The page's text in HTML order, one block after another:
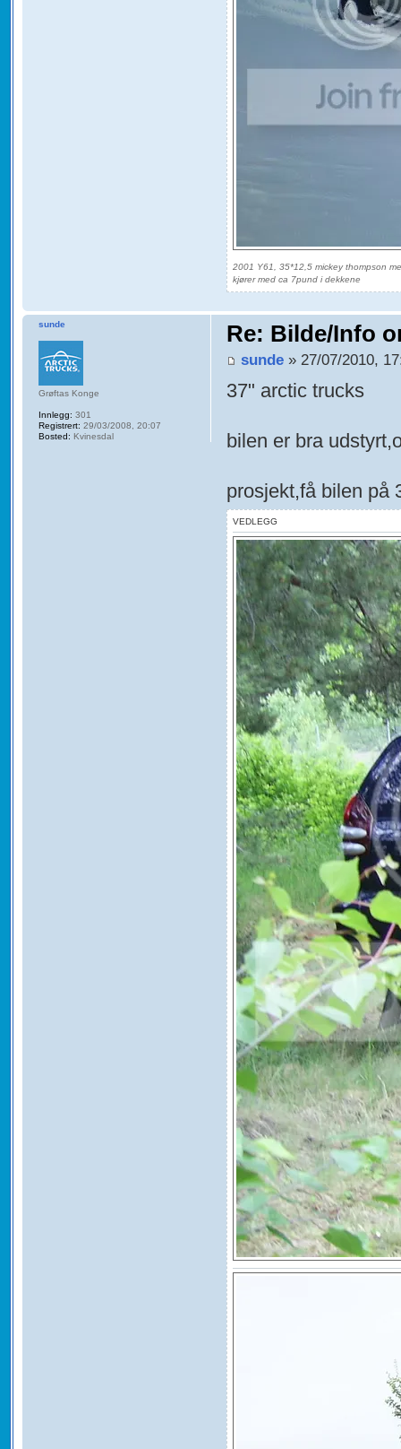
2001 Y61, 35*12,5 mickey thompson
kjører med ca 7pund i dekkene
Re: Bilde/Info
sunde » 27/07/2010,
37" arctic trucks
bilen er bra
prosjekt,få bilen på
VEDLEGG
sunde
Grøftas Konge
Innlegg: 301
Registrert: 29/03/2008, 20:07
Bosted: Kvinesdal